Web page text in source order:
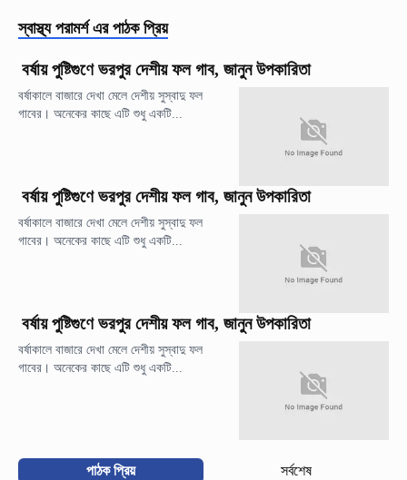
স্বাস্থ্য পরামর্শ এর পাঠক প্রিয়
বর্ষায় পুষ্টিগুণে ভরপুর দেশীয় ফল গাব, জানুন উপকারিতা
বর্ষাকালে বাজারে দেখা মেলে দেশীয় সুস্বাদু ফল
গাবের। অনেকের কাছে এটি শুধু একটি...
বর্ষায় পুষ্টিগুণে ভরপুর দেশীয় ফল গাব, জানুন উপকারিতা
বর্ষাকালে বাজারে দেখা মেলে দেশীয় সুস্বাদু ফল
গাবের। অনেকের কাছে এটি শুধু একটি...
বর্ষায় পুষ্টিগুণে ভরপুর দেশীয় ফল গাব, জানুন উপকারিতা
বর্ষাকালে বাজারে দেখা মেলে দেশীয় সুস্বাদু ফল
গাবের। অনেকের কাছে এটি শুধু একটি...
পাঠক প্রিয় সর্বশেষ